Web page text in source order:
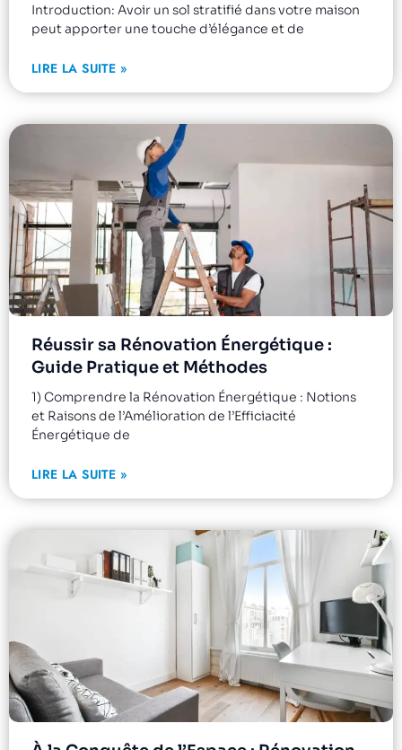
Introduction: Avoir un sol stratifié dans votre maison
peut apporter une touche d’élégance et de
LIRE LA SUITE »
Réussir sa Rénovation Énergétique :
Guide Pratique et Méthodes
1) Comprendre la Rénovation Énergétique : Notions
et Raisons de l’Amélioration de l’Efficiacité
Énergétique de
LIRE LA SUITE »